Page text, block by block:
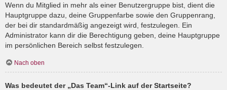
Wenn du Mitglied in mehr als einer Benutzergruppe bist, dient die
Hauptgruppe dazu, deine Gruppenfarbe sowie den Gruppenrang,
der bei dir standardmäßig angezeigt wird, festzulegen. Ein
Administrator kann dir die Berechtigung geben, deine Hauptgruppe
im persönlichen Bereich selbst festzulegen.
Nach oben
Was bedeutet der „Das Team“-Link auf der Startseite?